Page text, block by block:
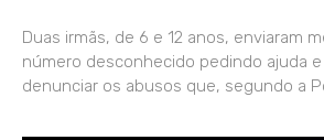
Duas irmãs, de 6 e 12 anos, enviaram
número desconhecido pedindo ajuda
denunciar os abusos que, segundo a